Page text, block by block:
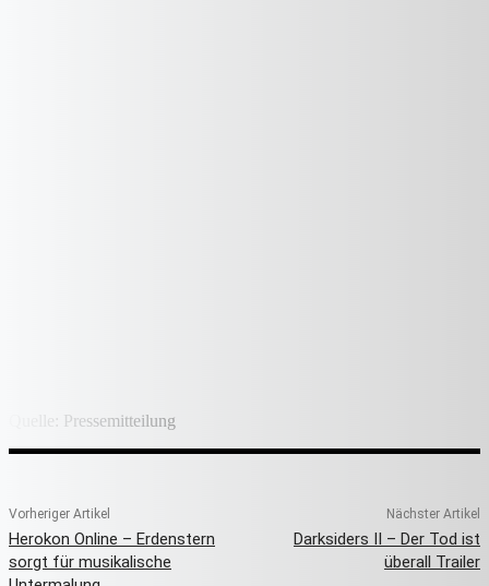
Quelle: Pressemitteilung
Vorheriger Artikel
Herokon Online – Erdenstern
sorgt für musikalische
Nächster Artikel
Darksiders II – Der Tod ist
überall Trailer